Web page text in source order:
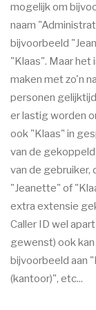
mogelijk om
naam
bijvoorbeeld
"Klaas". Maar het
maken met zo'n
personen
er lastig worden
ook "Klaas" in
van de
van de gebruiker,
"Jeanette" of
extra extensie
Caller ID wel
gewenst) ook
bijvoorbeeld aan
(kantoor)", etc...